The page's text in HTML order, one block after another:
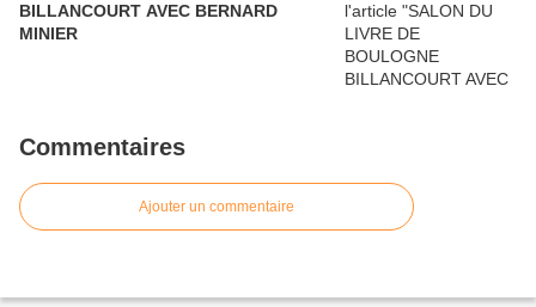
BILLANCOURT AVEC BERNARD
MINIER
Commentaires
Ajouter un commentaire